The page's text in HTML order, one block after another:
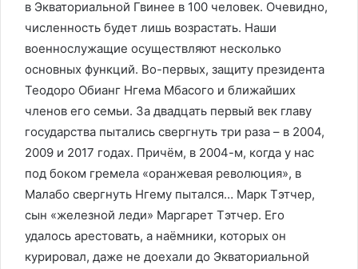
в Экваториальной Гвинее в 100 человек. Очевидно,
численность будет лишь возрастать. Наши
военнослужащие осуществляют несколько
основных функций. Во-первых, защиту президента
Теодоро Обианг Нгема Мбасого и ближайших
членов его семьи. За двадцать первый век главу
государства пытались свергнуть три раза – в 2004,
2009 и 2017 годах. Причём, в 2004-м, когда у нас
под боком гремела «оранжевая революция», в
Малабо свергнуть Нгему пытался… Марк Тэтчер,
сын «железной леди» Маргарет Тэтчер. Его
удалось арестовать, а наёмники, которых он
курировал, даже не доехали до Экваториальной